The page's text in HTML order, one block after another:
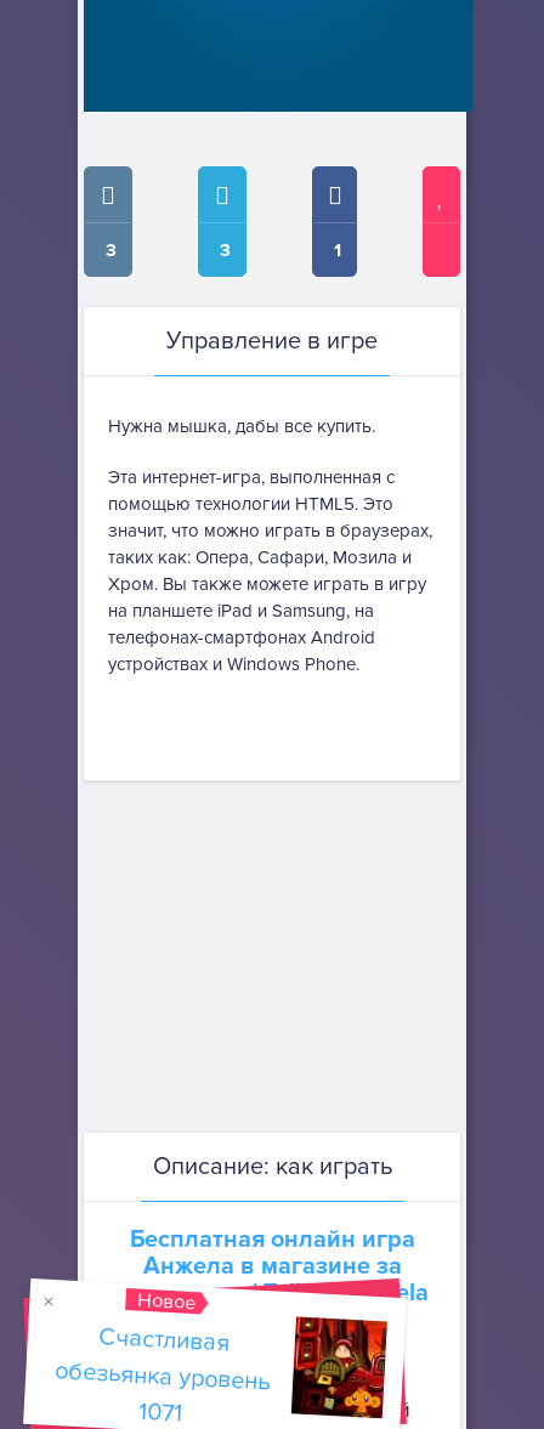
3 3 1
Управление в игре
Нужна мышка, дабы все купить.
Эта интернет-игра, выполненная с
помощью технологии HTML5. Это
значит, что можно играть в браузерах,
таких как: Опера, Сафари, Мозила и
Хром. Вы также можете играть в игру
на планшете iPad и Samsung, на
телефонах-смартфонах Android
устройствах и Windows Phone.
Описание: как играть
Бесплатная онлайн игра
Анжела в магазине за
покупками/ Talking Angela
Great Shopping.
В гости к
говорящей
Новое
Счастливая
обезьянка уровень
1071